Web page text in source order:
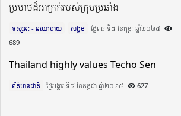
ប្រមាថដ៏អាក្រក់របស់ក្រុមប្រឆាំង
ទស្សនៈ - នយោបាយ សង្គម
ថ្ងៃពុធ ទី៥ ខែកុម្ភៈ ឆ្នាំ២០២៥​
689
Thailand highly values Techo Sen
ព័ត៌មានជាតិ ថ្ងៃអង្គារ ទី៨ ខែកក្កដា ឆ្នាំ២០២៥​ 627